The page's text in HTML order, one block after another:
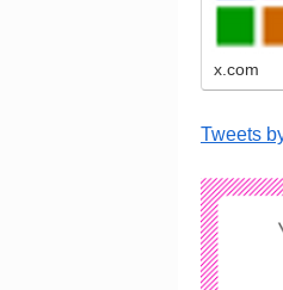
x.com
Tweets